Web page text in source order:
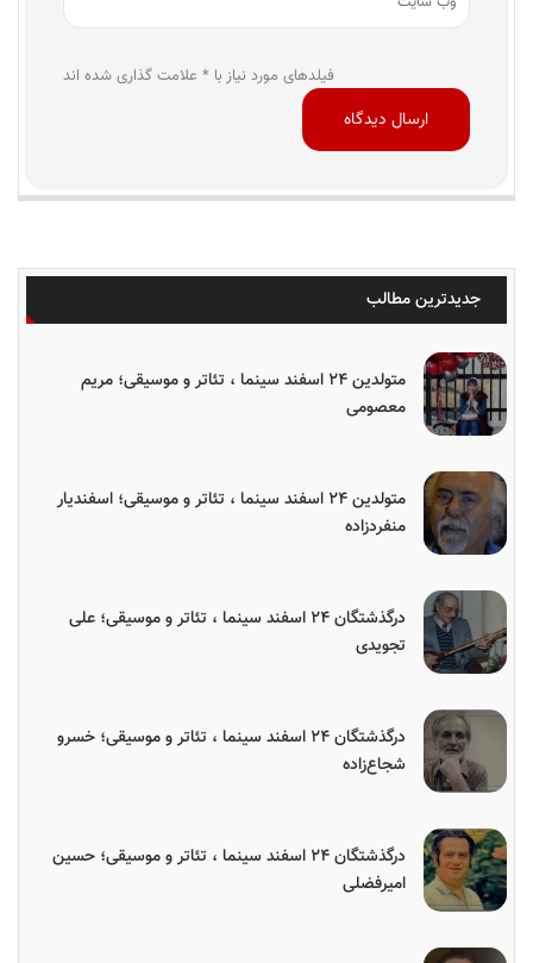
فیلدهای مورد نیاز با * علامت گذاری شده اند
جدیدترین مطالب
متولدین ۲۴ اسفند سینما ، تئاتر و موسیقی؛ مریم
معصومی
متولدین ۲۴ اسفند سینما ، تئاتر و موسیقی؛ اسفندیار
منفردزاده
درگذشتگان ۲۴ اسفند سینما ، تئاتر و موسیقی؛ علی
تجویدی
درگذشتگان ۲۴ اسفند سینما ، تئاتر و موسیقی؛ خسرو
شجاع‌زاده
درگذشتگان ۲۴ اسفند سینما ، تئاتر و موسیقی؛ حسین
امیرفضلی